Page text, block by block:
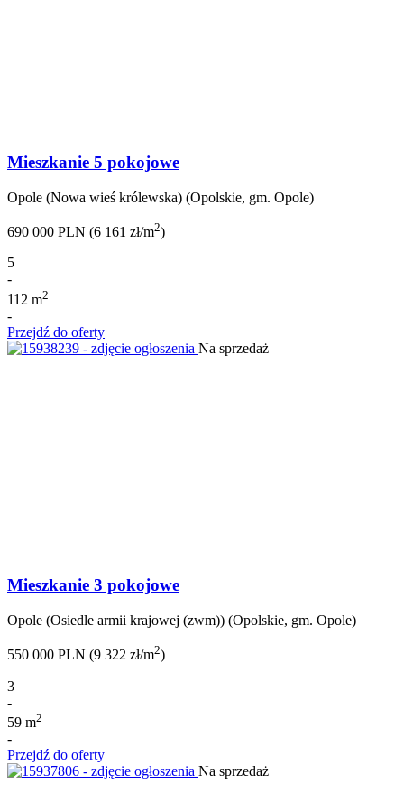
Mieszkanie 5 pokojowe
Opole (Nowa wieś królewska) (Opolskie, gm. Opole)
690 000 PLN (6 161 zł/m2)
5
-
112 m2
-
Przejdź do oferty
Na sprzedaż
Mieszkanie 3 pokojowe
Opole (Osiedle armii krajowej (zwm)) (Opolskie, gm. Opole)
550 000 PLN (9 322 zł/m2)
3
-
59 m2
-
Przejdź do oferty
Na sprzedaż